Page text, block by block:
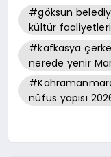
#göksun
kültür faaliyetleri
#kafkasya
nerede yenir
nüfus yapısı